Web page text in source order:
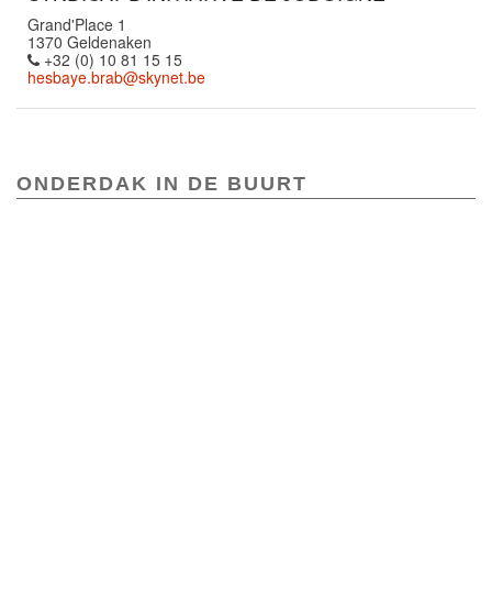
Grand'Place 1
1370 Geldenaken
+32 (0) 10 81 15 15
hesbaye.brab@skynet.be
ONDERDAK IN DE BUURT